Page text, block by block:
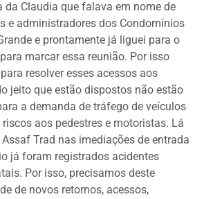
da Claudia que falava em nome de
e administradores dos Condomínios
e prontamente já liguei para o
marcar essa reunião. Por isso
resolver esses acessos aos
jeito que estão dispostos não estão
a demanda de tráfego de veículos
aos pedestres e motoristas. Lá
Trad nas imediações de entrada
já foram registrados acidentes
Por isso, precisamos deste
de novos retornos, acessos,